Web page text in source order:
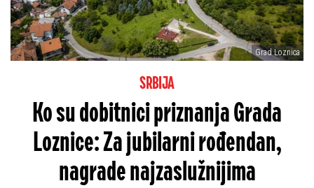
Grad Loznica
SRBIJA
Ko su dobitnici priznanja Grada
Loznice: Za jubilarni rođendan,
nagrade najzaslužnijima